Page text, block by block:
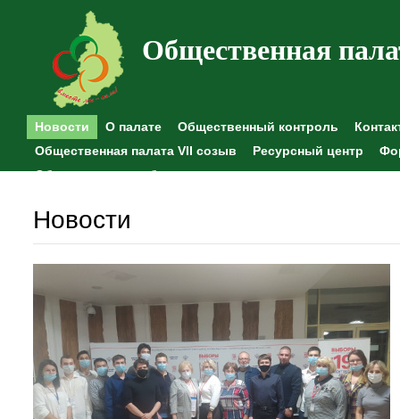
Общественная
Новости О палате Общественный контроль
Общественная палата VII созыв
Ресурсный центр
Общественные наблюдения
Новости